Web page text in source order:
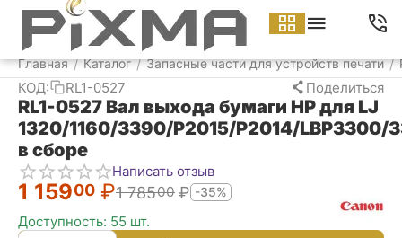
Главная / Каталог / Запасные части для устройств печати /
КОД: RL1-0527 Поделиться
RL1-0527 Вал выхода бумаги HP для LJ
1320/1160/3390/P2015/P2014/LBP3300/
в сборе
Написать отзыв
1 15900 ₽1 78500 ₽ -35%
Доступность: 55 шт.
Меню Найти Корзина